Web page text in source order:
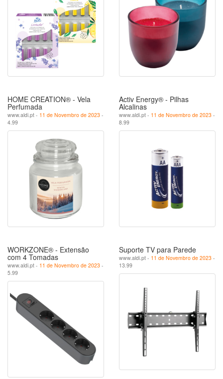
HOME CREATION® - Vela
Perfumada
www.aldi.pt - 11 de Novembro de 2023 -
4.99
Activ Energy® - Pilhas
Alcalinas
www.aldi.pt - 11 de Novembro de 2023 -
8.99
WORKZONE® - Extensão
com 4 Tomadas
www.aldi.pt - 11 de Novembro de 2023 -
5.99
Suporte TV para Parede
www.aldi.pt - 11 de Novembro de 2023 -
13.99